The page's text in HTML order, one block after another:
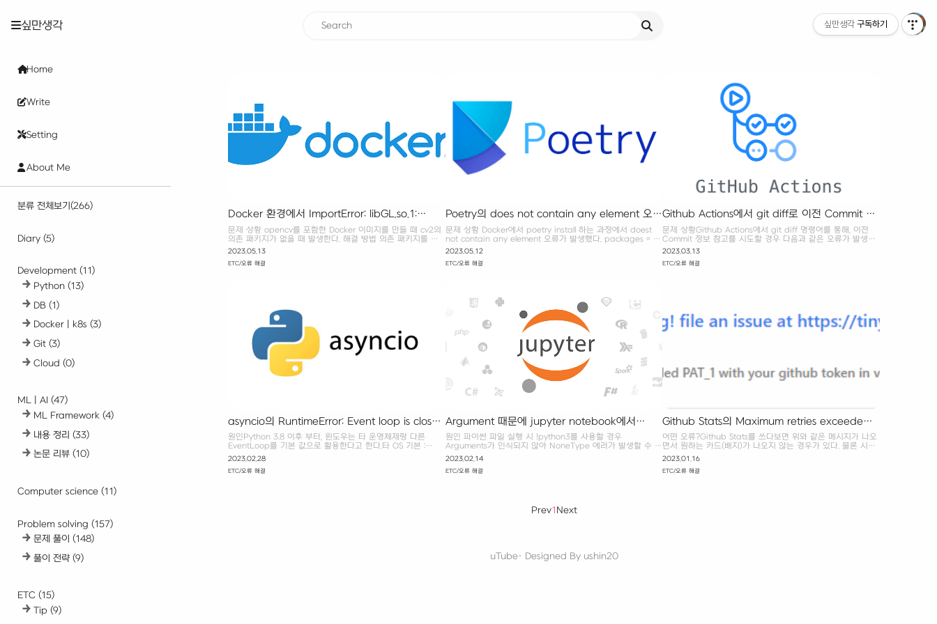
싶만생각
Home
Write
Setting
About Me
분류 전체보기(266)
Diary (5)
Development (11)
Python(13)
DB(1)
Docker | k8s(3)
Git(3)
Cloud(0)
ML | AI (47)
ML Framework(4)
내용 정리(33)
논문 리뷰(10)
Computer science (11)
Problem solving (157)
문제 풀이(148)
풀이 전략(9)
ETC (15)
Tip(9)
Docker 환경에서 ImportError: libGL.so.1:
cannot open shared object file: No such file
or directory 발생 시 해결 방법
문제 상황 opencv를 포함한 Docker 이미지를 만들 때 cv2의
의존 패키지가 없을 때 발생한다. 해결 방법 의존 패키지를 추
가로 설치하거나 opencv-python-headless과 같이 애초에
서버용으로 제작된 라이브러리를 활용하자. opencv-python-
headless 사용하기 RUN pip3 install opencv-python-
2023.05.13
ETC/오류 해결
Poetry의 does not contain any element 오류
해결하기
문제 상황 Docker에서 poetry install 하는 과정에서 doest
not contain any element 오류가 발생했다. packages = []
가 설정돼 있어, 상위 디렉토리의 의존성까지 확인하는 것이 원
인이라고 한다. packages = [{include = "style_transfer"}] 해
결 방법 1. poetry install에 --no-root 옵션을 준다. poetry
any element" I a..
2023.05.12
ETC/오류 해결
Github Actions에서 git diff로 이전 Commit 확
인하기
문제 상황Github Actions에서 git diff 명령어를 통해, 이전
Commit 정보 참고를 시도할 경우 다음과 같은 오류가 발생한
다. 이때 입력한 branch 등의 이름이 잘못 되지 않아도, 동일한
메시지가 반복된다.git diff origin/main..origin/main^ 해결
하기해당 오류는 checkout 액션이 가장 최근에 발생한 1개의
지 받아올 수 있도록 fetch-depth 정보를 수정해줘야 한다. 앞
서 1개의 커밋만 받아온다고..
2023.03.13
ETC/오류 해결
asyncio의 RuntimeError: Event loop is closed
오류 해결 방법
원인Python 3.8 이후 부터, 윈도우는 타 운영체제랑 다른
EventLoop를 기본 값으로 활용한다고 한다.타 OS 기본 :
SelectorEventLoop윈도우 기본 : ProactorEventLoop 해결
방법아래 코드를 입력해, 윈도우의 EventLoop를
SelectorEventLoop로 변경하면 된
2023.02.28
ETC/오류 해결
Argument 때문에 jupyter notebook에서
NoneType 에러가 발생할 경우
원인 파이썬 파일 실행 시 !python3를 사용할 경우
Arguments가 인식되지 않아 NoneType 에러가 발생할 수 있
다.!python3 파일명해결 방법%run 을 활용해서 파이썬 파일
을 실행하자%run 파일명
2023.02.14
ETC/오류 해결
Github Stats의 Maximum retries exceeded
오류 해결하기
어떤 오류?Github Stats를 쓰다보면 위와 같은 메시지가 나오
면서 원하는 카드(배지)가 나오지 않는 경우가 있다. 물론 시간
이 지나면 다시 정상적으로 표시되긴 하지만, 가능하면 문제를
해결하고 싶었다. 느낌에 나만 겪을 문제는 아닌 거 같아서
isseus 탭에 들어가보니 이미 해결 방법과 문제 원인까지 다 나
2023.01.16
ETC/오류 해결
Prev1 Next
uTube· Designed By ushin20
싶만생각 구독하기